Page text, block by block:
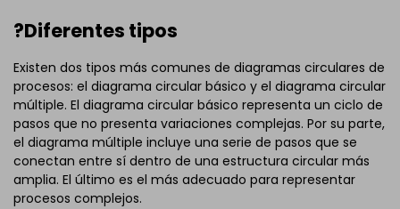
?Diferentes tipos
Existen dos tipos más comunes de diagramas circulares de
procesos: el diagrama circular básico y el diagrama circular
múltiple. El diagrama circular básico representa un ciclo de
pasos que no presenta variaciones complejas. Por su parte,
el diagrama múltiple incluye una serie de pasos que se
conectan entre sí dentro de una estructura circular más
amplia. El último es el más adecuado para representar
procesos complejos.